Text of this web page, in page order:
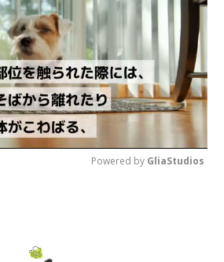
Powered by GliaStudios